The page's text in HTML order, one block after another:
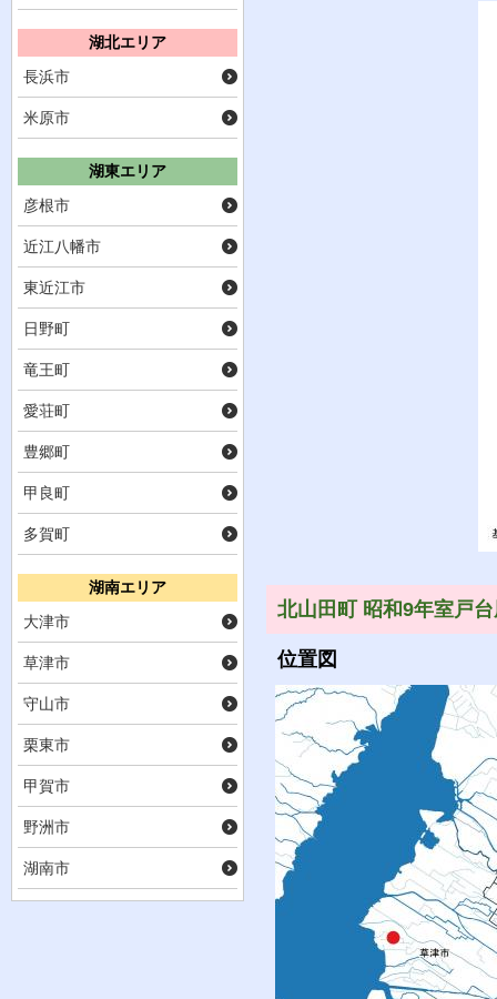
湖北エリア
長浜市
米原市
湖東エリア
彦根市
近江八幡市
東近江市
日野町
竜王町
愛荘町
豊郷町
甲良町
多賀町
湖南エリア
大津市
草津市
守山市
栗東市
甲賀市
野洲市
湖南市
北山田町 昭和9年室戸
位置図